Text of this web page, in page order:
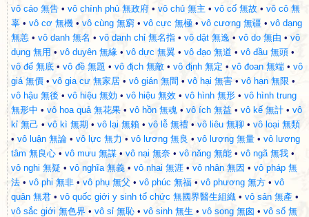
vô cáo 無吿 • vô chính phủ 無政府 • vô chủ 無主 • vô cố 無故 • vô cô 無
辜 • vô cơ 無機 • vô cùng 無窮 • vô cực 無極 • vô cương 無疆 • vô dạng
無恙 • vô danh 無名 • vô danh chỉ 無名指 • vô dật 無逸 • vô do 無由 • vô
dụng 無用 • vô duyên 無緣 • vô dực 無翼 • vô đạo 無道 • vô đầu 無頭 •
vô để 無底 • vô đề 無題 • vô địch 無敵 • vô định 無定 • vô đoan 無端 • vô
giá 無價 • vô gia cư 無家居 • vô gián 無間 • vô hại 無害 • vô hạn 無限 •
vô hậu 無後 • vô hiệu 無効 • vô hiệu 無效 • vô hình 無形 • vô hình trung
無形中 • vô hoa quả 無花果 • vô hồn 無魂 • vô ích 無益 • vô kế 無計 • vô
kỉ 無己 • vô kì 無期 • vô lại 無賴 • vô lễ 無禮 • vô liêu 無聊 • vô loại 無類
• vô luận 無論 • vô lực 無力 • vô lương 無良 • vô lượng 無量 • vô lương
tâm 無良心 • vô mưu 無謀 • vô nại 無奈 • vô năng 無能 • vô ngã 無我 •
vô nghi 無疑 • vô nghĩa 無義 • vô nhai 無涯 • vô nhân 無因 • vô pháp 無
法 • vô phi 無非 • vô phụ 無父 • vô phúc 無福 • vô phương 無方 • vô
quân 無君 • vô quốc giới y sinh tổ chức 無國界醫生組織 • vô sản 無產 •
vô sắc giới 無色界 • vô sỉ 無恥 • vô sinh 無生 • vô song 無囪 • vô số 無